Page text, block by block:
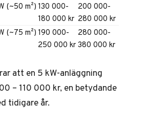
(~50 m²) 130 000-
180 000 kr
200 000-
280 000 kr
(~75 m²) 190 000-
250 000 kr
280 000-
380 000 kr
att en 5 kW-anläggning
– 110 000 kr, en betydande
tidigare år.